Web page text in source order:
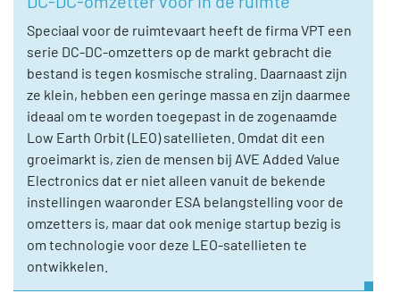
Speciaal voor de ruimtevaart heeft de firma VPT een
serie DC-DC-omzetters op de markt gebracht die
bestand is tegen kosmische straling. Daarnaast zijn
ze klein, hebben een geringe massa en zijn daarmee
ideaal om te worden toegepast in de zogenaamde
Low Earth Orbit (LEO) satellieten. Omdat dit een
groeimarkt is, zien de mensen bij AVE Added Value
Electronics dat er niet alleen vanuit de bekende
instellingen waaronder ESA belangstelling voor de
omzetters is, maar dat ook menige startup bezig is
om technologie voor deze LEO-satellieten te
ontwikkelen.